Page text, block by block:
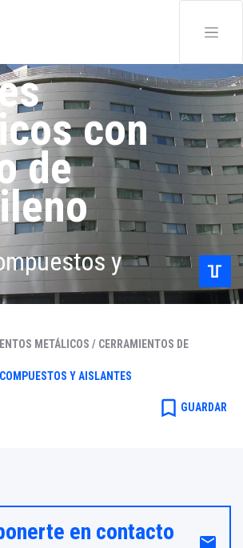
con
de
y
METÁLICOS / CERRAMIENTOS DE
Y AISLANTES
bookmark_border GUARDAR
en contacto
email